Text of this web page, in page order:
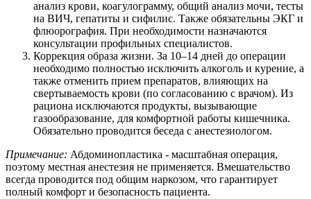
анализ крови, коагулограмму, общий анализ мочи, тесты
на ВИЧ, гепатиты и сифилис. Также обязательны ЭКГ и
флюорография. При необходимости назначаются
консультации профильных специалистов.
Коррекция образа жизни. За 10–14 дней до операции
необходимо полностью исключить алкоголь и курение, а
также отменить прием препаратов, влияющих на
свертываемость крови (по согласованию с врачом). Из
рациона исключаются продукты, вызывающие
газообразование, для комфортной работы кишечника.
Обязательно проводится беседа с анестезиологом.
Примечание: Абдоминопластика - масштабная операция,
поэтому местная анестезия не применяется. Вмешательство
всегда проводится под общим наркозом, что гарантирует
полный комфорт и безопасность пациента.